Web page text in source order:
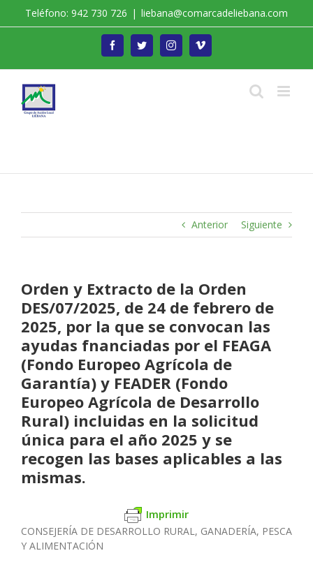
Teléfono: 942 730 726 | liebana@comarcadeliebana.com
FacebookTwitterInstagramVimeo
Anterior Siguiente
Orden y Extracto de la Orden
DES/07/2025, de 24 de febrero de
2025, por la que se convocan las
ayudas fnanciadas por el FEAGA
(Fondo Europeo Agrícola de
Garantía) y FEADER (Fondo
Europeo Agrícola de Desarrollo
Rural) incluidas en la solicitud
única para el año 2025 y se
recogen las bases aplicables a las
mismas.
Imprimir
CONSEJERÍA DE DESARROLLO RURAL, GANADERÍA, PESCA
Y ALIMENTACIÓN